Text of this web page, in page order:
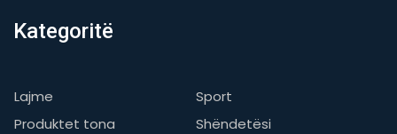
Kategoritë
Lajme
Sport
Produktet tona
Shëndetësi